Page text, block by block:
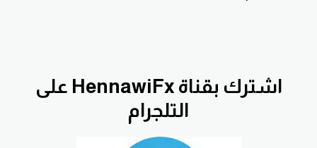
اشترك بقناة HennawiFx على
التلجرام